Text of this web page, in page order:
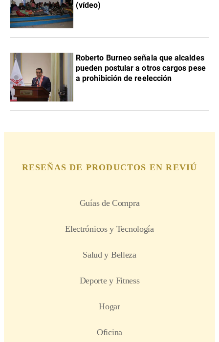
(vídeo)
Roberto Burneo señala que alcaldes
pueden postular a otros cargos pese
a prohibición de reelección